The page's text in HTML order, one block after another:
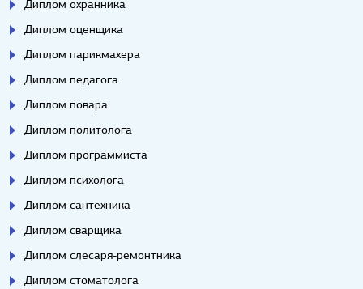
Диплом охранника
Диплом оценщика
Диплом парикмахера
Диплом педагога
Диплом повара
Диплом политолога
Диплом программиста
Диплом психолога
Диплом сантехника
Диплом сварщика
Диплом слесаря-ремонтника
Диплом стоматолога